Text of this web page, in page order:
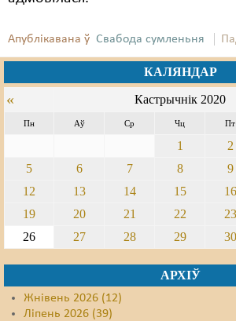
Апублікавана ў Свабода сумленьня
КАЛЯНДАР
« Кастрычнік 2020
Пн Аў Ср Чц Пт
1 2
5
6 7 8 9
12
13 14 15 16
19
20 21 22 23
26
27 28 29 30
АРХІЎ
Жнівень 2026 (12)
Ліпень 2026 (39)